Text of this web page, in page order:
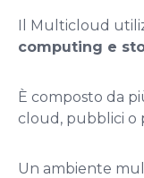
Il Multicloud
computing e
È composto da
cloud, pubblici o
Un ambiente